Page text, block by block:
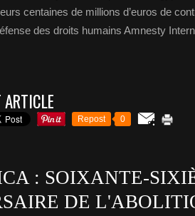
centaines de millions d’euros de
des droits humains Amnesty
ARTICLE
Repost 0
: SOIXANTE-
DE